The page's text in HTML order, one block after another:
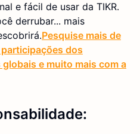
e fácil de usar da TIKR.
derrubar... mais
Pesquise mais de
dos
e muito mais com a